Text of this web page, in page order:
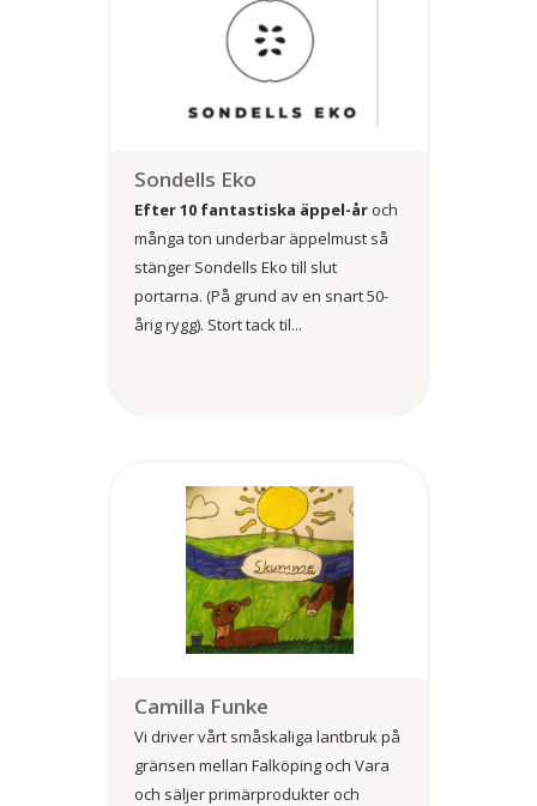
Sondells Eko
Efter 10 fantastiska äppel-åroch
många ton underbar äppelmust så
stänger Sondells Eko till slut
portarna. (På grund av en snart 50-
årig rygg). Stort tack til...
Camilla Funke
Vi driver vårt småskaliga lantbruk på
gränsen mellan Falköping och Vara
och säljer primärprodukter och